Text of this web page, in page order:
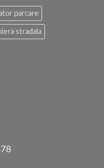
parcare
stradala